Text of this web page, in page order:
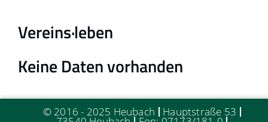
Vereins·leben
Keine Daten vorhanden
© 2016 - 2025 Heubach Hauptstraße 53